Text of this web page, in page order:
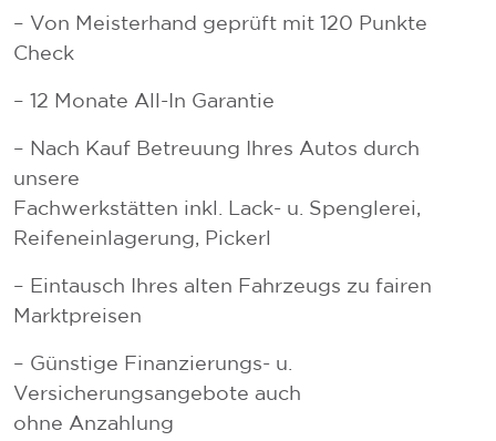
– Von Meisterhand geprüft mit 120 Punkte
Check
– 12 Monate All-In Garantie
– Nach Kauf Betreuung Ihres Autos durch
unsere
Fachwerkstätten inkl. Lack- u. Spenglerei,
Reifeneinlagerung, Pickerl
– Eintausch Ihres alten Fahrzeugs zu fairen
Marktpreisen
– Günstige Finanzierungs- u.
Versicherungsangebote auch
ohne Anzahlung